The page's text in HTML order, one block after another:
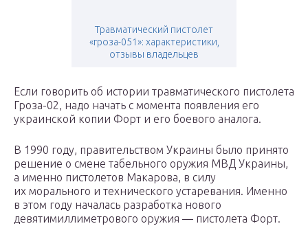
Травматический пистолет
«гроза-051»: характеристики,
отзывы владельцев
Если говорить об истории травматического пистолета
Гроза-02, надо начать с момента появления его
украинской копии Форт и его боевого аналога.
В 1990 году, правительством Украины было принято
решение о смене табельного оружия МВД Украины,
а именно пистолетов Макарова, в силу
их морального и технического устаревания. Именно
в этом году началась разработка нового
девятимиллиметрового оружия — пистолета Форт.